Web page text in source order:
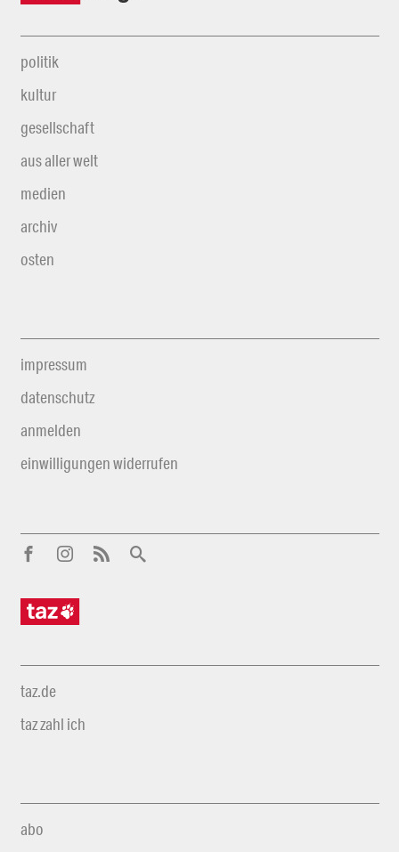
politik
kultur
gesellschaft
aus aller welt
medien
archiv
osten
impressum
datenschutz
anmelden
einwilligungen widerrufen
taz.de
taz zahl ich
abo